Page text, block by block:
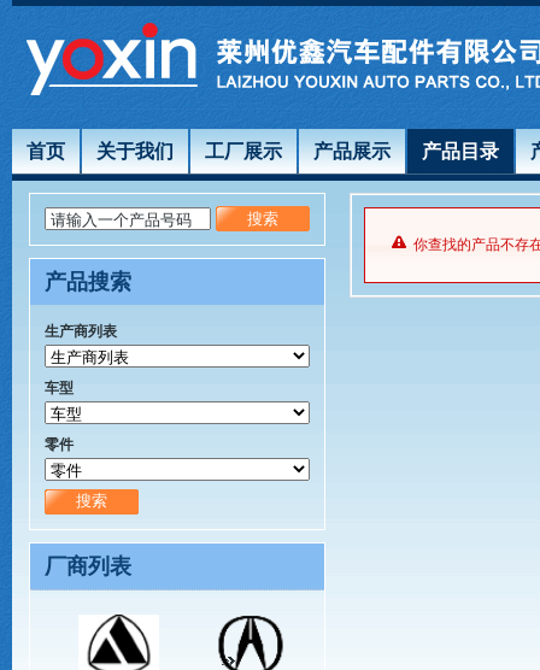
首页 关于我们 工厂展示 产品展示 产品目录
你查找的产品不存
请输入一个产品号码
产品搜索
生产商列表
车型
零件
厂商列表